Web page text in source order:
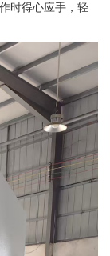
时得心应手，轻